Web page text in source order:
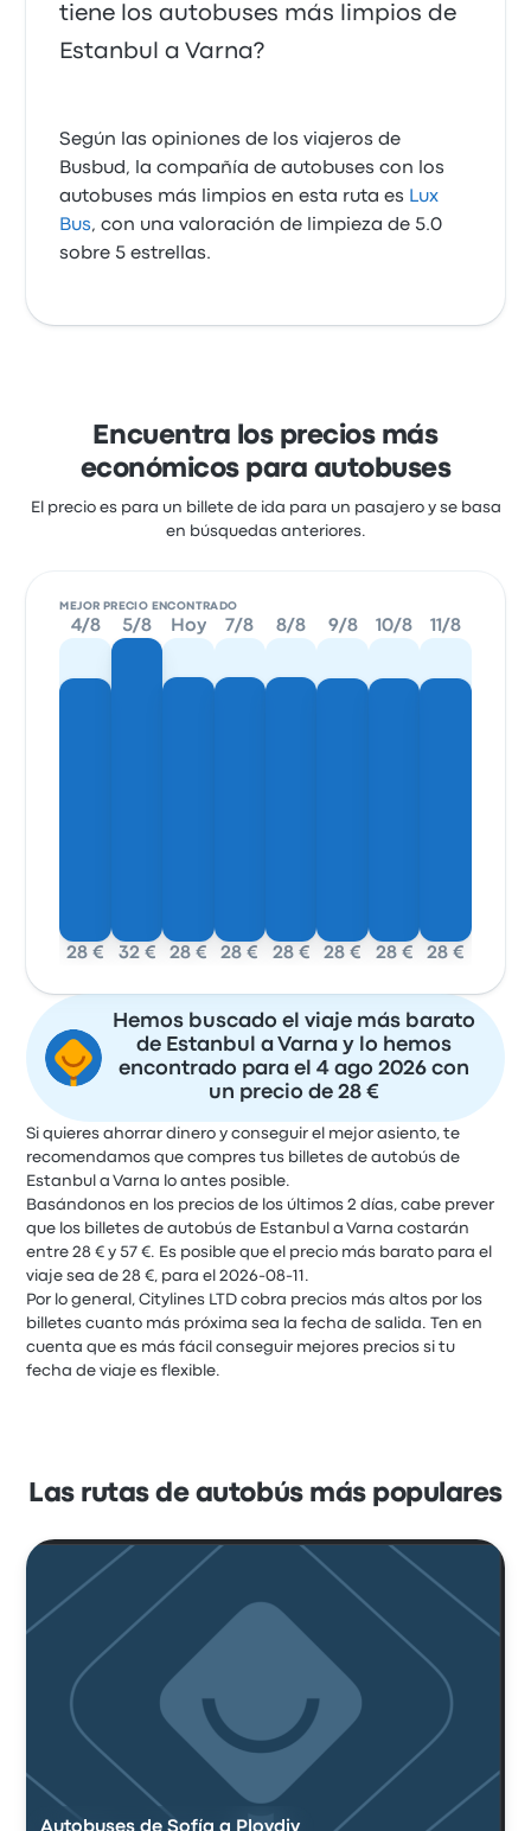
tiene los autobuses más limpios de
Estanbul a Varna?
Según las opiniones de los viajeros de
Busbud, la compañía de autobuses con los
autobuses más limpios en esta ruta es Lux
Bus, con una valoración de limpieza de 5.0
sobre 5 estrellas.
Encuentra los precios más
económicos para autobuses
El precio es para un billete de ida para un pasajero y se basa
en búsquedas anteriores.
MEJOR PRECIO ENCONTRADO
4/8
28 €
5/8
32 €
Hoy
28 €
7/8
28 €
8/8
28 €
9/8
28 €
10/8
28 €
11/8
28 €
Hemos buscado el viaje más barato
de Estanbul a Varna y lo hemos
encontrado para el 4 ago 2026 con
un precio de 28 €
Si quieres ahorrar dinero y conseguir el mejor asiento, te
recomendamos que compres tus billetes de autobús de
Estanbul a Varna lo antes posible.
Basándonos en los precios de los últimos 2 días, cabe prever
que los billetes de autobús de Estanbul a Varna costarán
entre 28 € y 57 €. Es posible que el precio más barato para el
viaje sea de 28 €, para el 2026-08-11.
Por lo general, Citylines LTD cobra precios más altos por los
billetes cuanto más próxima sea la fecha de salida. Ten en
cuenta que es más fácil conseguir mejores precios si tu
fecha de viaje es flexible.
Las rutas de autobús más populares
Autobuses de Sofía a Plovdiv